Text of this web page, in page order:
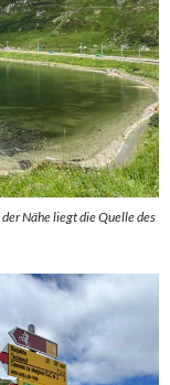
Nähe liegt die Quelle des